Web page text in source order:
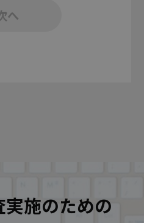
施のための